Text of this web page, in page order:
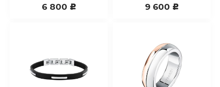
6 800 c 9 600 c